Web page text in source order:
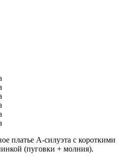
платье А-силуэта с короткими
(пуговки + молния).